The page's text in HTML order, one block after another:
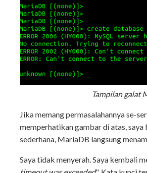
Tampilan galat
Jika memang permasalahannya se-
memperhatikan gambar di atas,
sederhana, MariaDB langsung
Saya tidak menyerah. Saya kembali